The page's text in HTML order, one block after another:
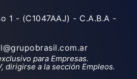
1 - (C1047AAJ) - C.A.B.A -
para Empresas.
dirigirse a la sección Empleos.